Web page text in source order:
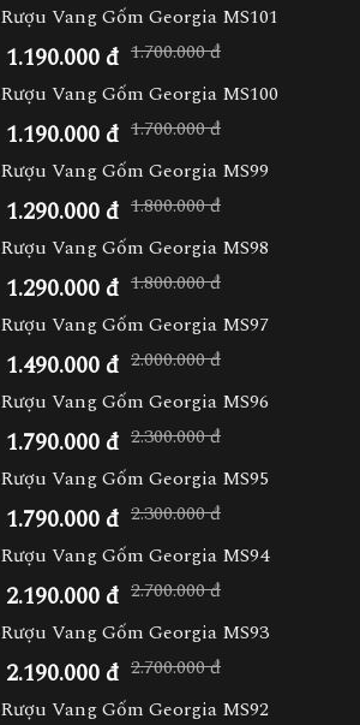
Rượu Vang Gốm Georgia MS101
1.190.000 đ 1.700.000 đ
Rượu Vang Gốm Georgia MS100
1.190.000 đ 1.700.000 đ
Rượu Vang Gốm Georgia MS99
1.290.000 đ 1.800.000 đ
Rượu Vang Gốm Georgia MS98
1.290.000 đ 1.800.000 đ
Rượu Vang Gốm Georgia MS97
1.490.000 đ 2.000.000 đ
Rượu Vang Gốm Georgia MS96
1.790.000 đ 2.300.000 đ
Rượu Vang Gốm Georgia MS95
1.790.000 đ 2.300.000 đ
Rượu Vang Gốm Georgia MS94
2.190.000 đ 2.700.000 đ
Rượu Vang Gốm Georgia MS93
2.190.000 đ 2.700.000 đ
Rượu Vang Gốm Georgia MS92